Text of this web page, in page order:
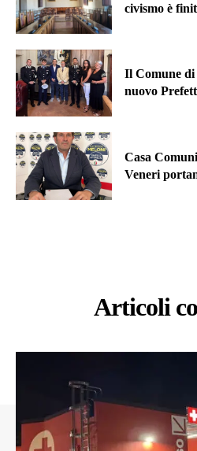
civismo è
Il Comune di
nuovo
Casa
Veneri
Articoli